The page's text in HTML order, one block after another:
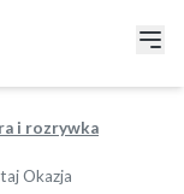
i rozrywka
Okazja